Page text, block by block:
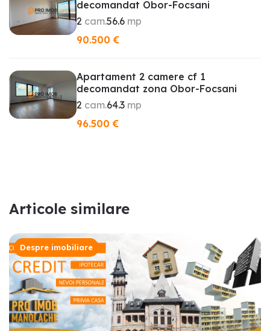
decomandat Obor-Focsani
2 cam.56.6 mp
90.500 €
Apartament 2 camere cf 1
decomandat zona Obor-Focsani
2 cam.64.3 mp
96.500 €
Articole similare
Despre imobiliare